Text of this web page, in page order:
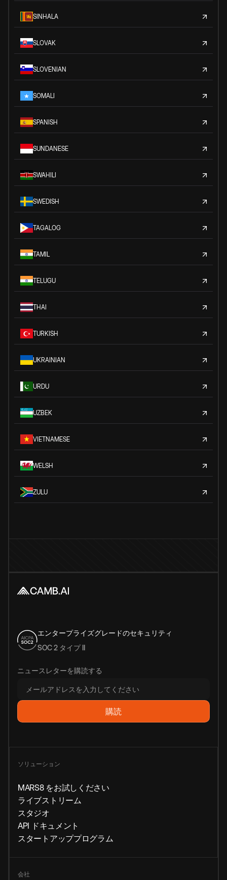
SINHALA
SLOVAK
SLOVENIAN
SOMALI
SPANISH
SUNDANESE
SWAHILI
SWEDISH
TAGALOG
TAMIL
TELUGU
THAI
TURKISH
UKRAINIAN
URDU
UZBEK
VIETNAMESE
WELSH
ZULU
エンタープライズグレードのセキュリティ
SOC 2 タイプ II
ニュースレターを購読する
ソリューション
MARS8 をお試しください
ライブストリーム
スタジオ
API ドキュメント
スタートアッププログラム
会社